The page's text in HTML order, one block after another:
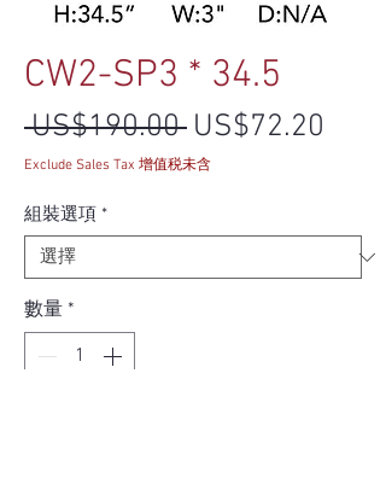
CW2-SP3 * 34.5
US$190.00 一般價格
US$72.20
Exclude Sales Tax 增值税未含
組裝選項 *
數量 *